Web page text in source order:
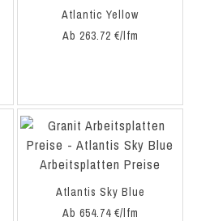
Atlantic Yellow
Ab 263.72 €/lfm
Atlantis Sky Blue
Ab 654.74 €/lfm